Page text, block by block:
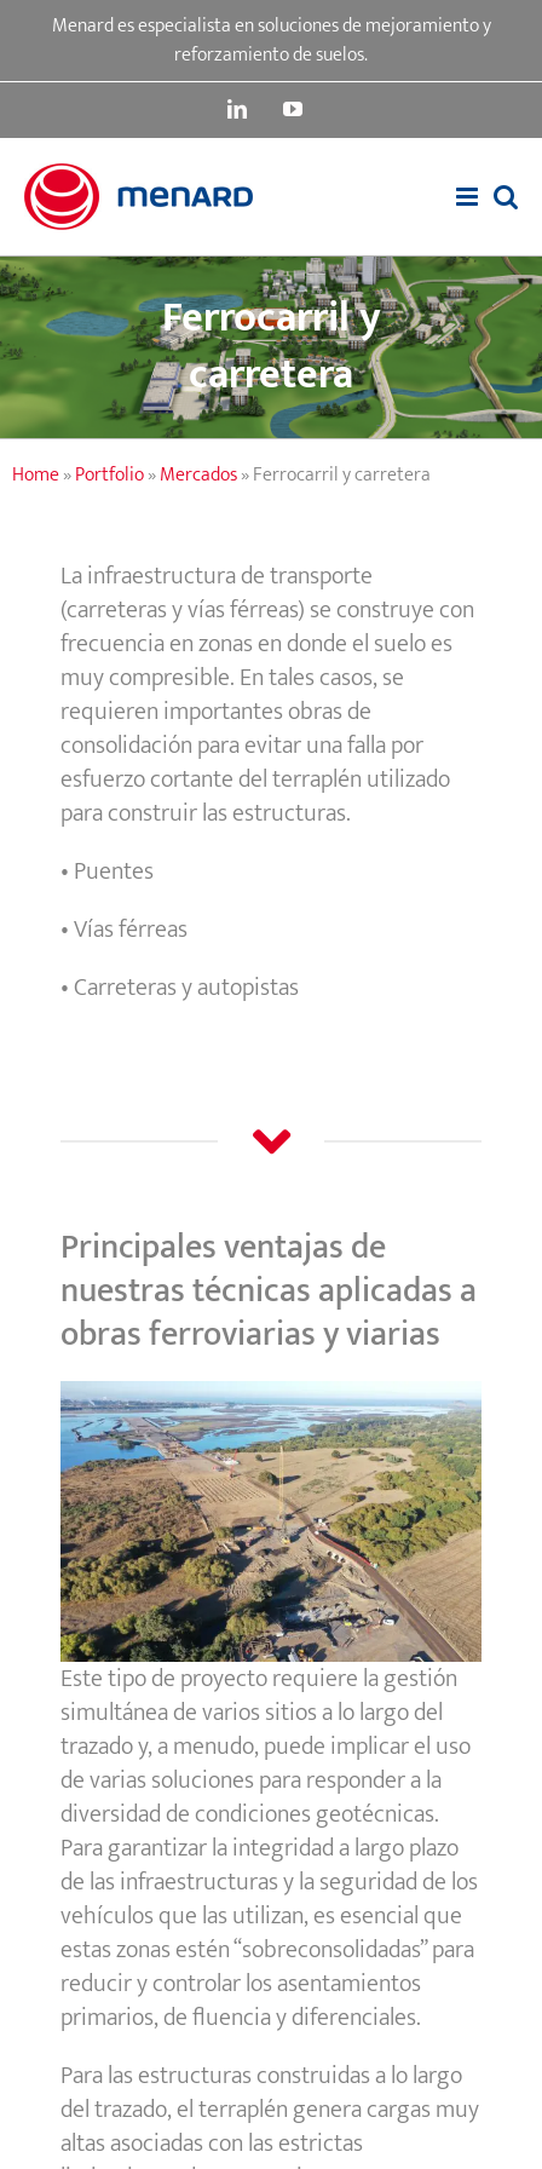
content
Menard es especialista en soluciones de mejoramiento y
reforzamiento de suelos.
LinkedInYouTube
Ferrocarril y
carretera
Home»Portfolio»Mercados»Ferrocarril y carretera
La infraestructura de transporte
(carreteras y vías férreas) se construye con
frecuencia en zonas en donde el suelo es
muy compresible. En tales casos, se
requieren importantes obras de
consolidación para evitar una falla por
esfuerzo cortante del terraplén utilizado
para construir las estructuras.
• Puentes
• Vías férreas
• Carreteras y autopistas
Principales ventajas de
nuestras técnicas aplicadas a
obras ferroviarias y viarias
Este tipo de proyecto requiere la gestión
simultánea de varios sitios a lo largo del
trazado y, a menudo, puede implicar el uso
de varias soluciones para responder a la
diversidad de condiciones geotécnicas.
Para garantizar la integridad a largo plazo
de las infraestructuras y la seguridad de los
vehículos que las utilizan, es esencial que
estas zonas estén “sobreconsolidadas” para
reducir y controlar los asentamientos
primarios, de fluencia y diferenciales.
Para las estructuras construidas a lo largo
del trazado, el terraplén genera cargas muy
altas asociadas con las estrictas